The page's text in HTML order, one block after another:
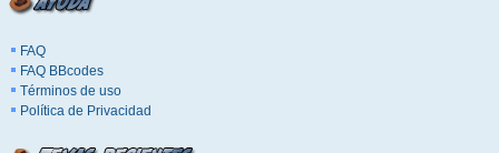
FAQ
FAQ BBcodes
Términos de uso
Política de Privacidad